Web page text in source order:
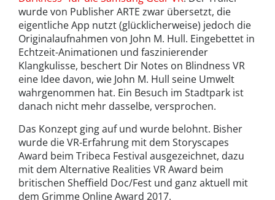
wurde von Publisher ARTE zwar übersetzt, die
eigentliche App nutzt (glücklicherweise) jedoch die
Originalaufnahmen von John M. Hull. Eingebettet in
Echtzeit-Animationen und faszinierender
Klangkulisse, beschert Dir Notes on Blindness VR
eine Idee davon, wie John M. Hull seine Umwelt
wahrgenommen hat. Ein Besuch im Stadtpark ist
danach nicht mehr dasselbe, versprochen.
Das Konzept ging auf und wurde belohnt. Bisher
wurde die VR-Erfahrung mit dem Storyscapes
Award beim Tribeca Festival ausgezeichnet, dazu
mit dem Alternative Realities VR Award beim
britischen Sheffield Doc/Fest und ganz aktuell mit
dem Grimme Online Award 2017.